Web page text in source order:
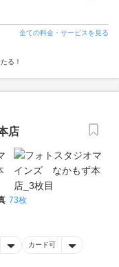
全ての料金・サービスを見る
る！
店
73枚
カード可